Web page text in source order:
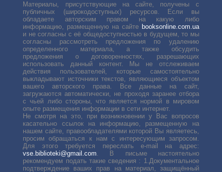
Материалы, присутствующие на сайте, получены с
публичных (широкодоступных) ресурсов. Если вы
обладаете авторским правом на какую либо
информацию, размещенную на сайте booksonline.com.ua
и не согласны с её общедоступностью в будущем, то мы
согласны рассмотреть предложения по удалению
определенного материала, а также обсудить
предложения о договоренностях, разрешающих
использовать данный контент. Мы не отслеживаем
действия пользователей, которые самостоятельно
выкладывают источники текстов, являющиеся объектом
вашего авторского права. Все данные на сайт,
загружаются автоматически, не проходя заранее отбора
с чьей либо стороны, что является нормой в мировом
опыте размещения информации в сети интернет.
Не смотря на это, при возникновении у Вас вопросов
касательно ссылок на информацию, размещенную на
нашем сайте, правообладателями которой Вы являетесь,
просим обращаться к нам с интересующим запросом.
Для этого требуется переслать е-mail на адрес:
vse.biblioteki@gmail.com. В письме настоятельно
рекомендуем подать такие сведения : 1.Документальное
подтверждение ваших прав на материал, защищённый